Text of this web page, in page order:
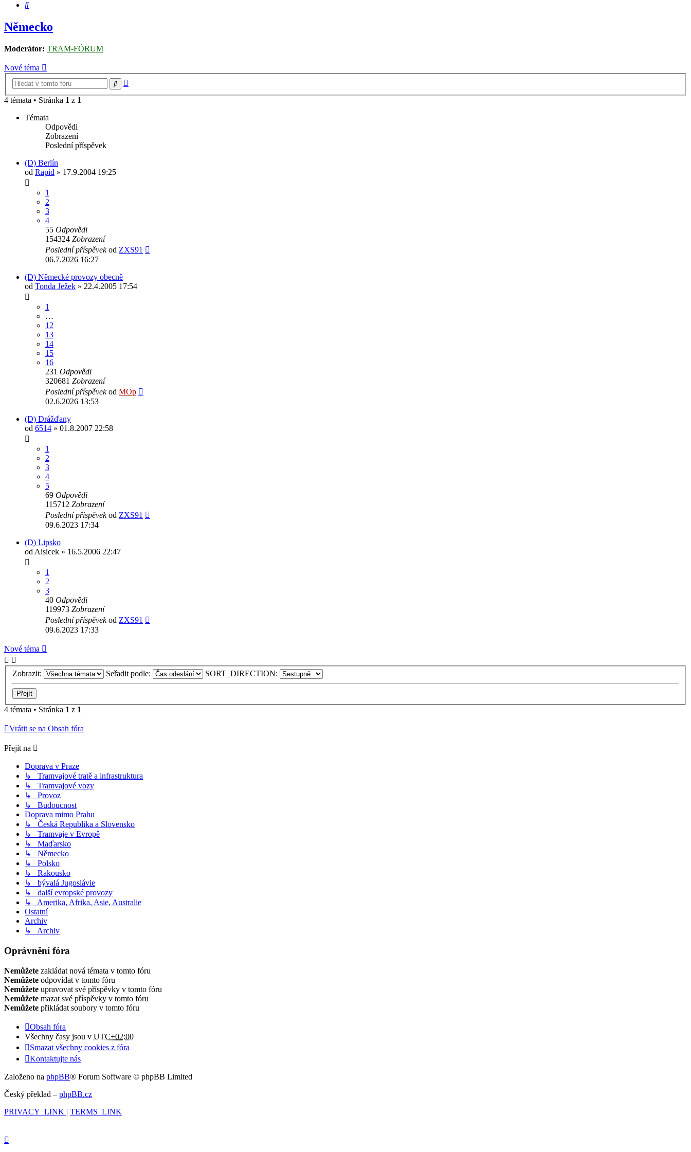
Hledat
Německo
Moderátor: TRAM-FÓRUM
Nové téma
Hledat
4 témata • Stránka 1 z 1
Témata
Odpovědi
Zobrazení
Poslední příspěvek
(D) Berlín
od Rapid » 17.9.2004 19:25
1
2
3
4
55 Odpovědi
154324 Zobrazení
Poslední příspěvekod ZXS91
06.7.2026 16:27
(D) Německé provozy obecně
od Tonda Ježek » 22.4.2005 17:54
1
…
12
13
14
15
16
231 Odpovědi
320681 Zobrazení
Poslední příspěvekod MOp
02.6.2026 13:53
(D) Drážďany
od 6514 » 01.8.2007 22:58
1
2
3
4
5
69 Odpovědi
115712 Zobrazení
Poslední příspěvekod ZXS91
09.6.2023 17:34
(D) Lipsko
od Aisicek » 16.5.2006 22:47
1
2
3
40 Odpovědi
119973 Zobrazení
Poslední příspěvekod ZXS91
09.6.2023 17:33
Nové téma
Zobrazit: Seřadit podle: SORT_DIRECTION:
4 témata • Stránka 1 z 1
Vrátit se na Obsah fóra
Přejít na
Doprava v Praze
↳ Tramvajové tratě a infrastruktura
↳ Tramvajové vozy
↳ Provoz
↳ Budoucnost
Doprava mimo Prahu
↳ Česká Republika a Slovensko
↳ Tramvaje v Evropě
↳ Maďarsko
↳ Německo
↳ Polsko
↳ Rakousko
↳ bývalá Jugoslávie
↳ další evropské provozy
↳ Amerika, Afrika, Asie, Australie
Ostatní
Archiv
↳ Archiv
Oprávnění fóra
Nemůžete zakládat nová témata v tomto fóru
Nemůžete odpovídat v tomto fóru
Nemůžete upravovat své příspěvky v tomto fóru
Nemůžete mazat své příspěvky v tomto fóru
Nemůžete přikládat soubory v tomto fóru
Obsah fóra
Všechny časy jsou v UTC+02:00
Smazat všechny cookies z fóra
Kontaktujte nás
Založeno na phpBB® Forum Software © phpBB Limited
Český překlad – phpBB.cz
PRIVACY_LINK | TERMS_LINK